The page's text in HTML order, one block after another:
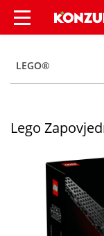
LEGO®
Lego